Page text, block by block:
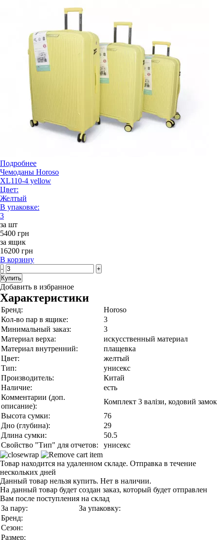
Подробнее
Чемоданы Horoso
XL110-4 yellow
Цвет:
Желтый
В упаковке:
3
за шт
5400 грн
за ящик
16200 грн
В корзину
-
+
Купить
Добавить в избранное
Характеристики
Бренд:
Horoso
Кол-во пар в ящике:
3
Минимальный заказ:
3
Материал верха:
искусственный материал
Материал внутренний:
плащевка
Цвет:
желтый
Тип:
унисекс
Производитель:
Китай
Наличие:
есть
Комментарии (доп.
описание):
Комплект 3 валізи, кодовий замок
Высота сумки:
76
Дно (глубина):
29
Длина сумки:
50.5
Свойство "Тип" для отчетов:
унисекс
Товар находится на удаленном складе. Отправка в течение
нескольких дней
Данный товар нельзя купить. Нет в наличии.
На данный товар будет создан заказ, который будет отправлен
Вам после поступления на склад
За пару:
За упаковку:
Бренд:
Сезон:
Размер: